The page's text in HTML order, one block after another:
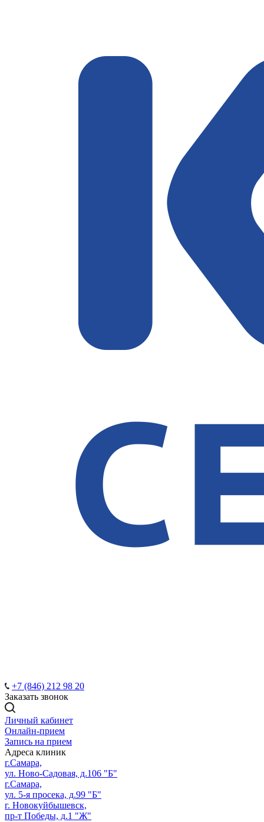
+7 (846) 212 98 20
Заказать звонок
Личный кабинет
Онлайн-прием
Запись на прием
Адреса клиник
г.Самара,
ул. Ново-Садовая, д.106 "Б"
г.Самара,
ул. 5-я просека, д.99 "Б"
г. Новокуйбышевск,
пр-т Победы, д.1 "Ж"